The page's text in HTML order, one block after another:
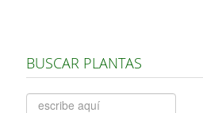
BUSCAR PLANTAS